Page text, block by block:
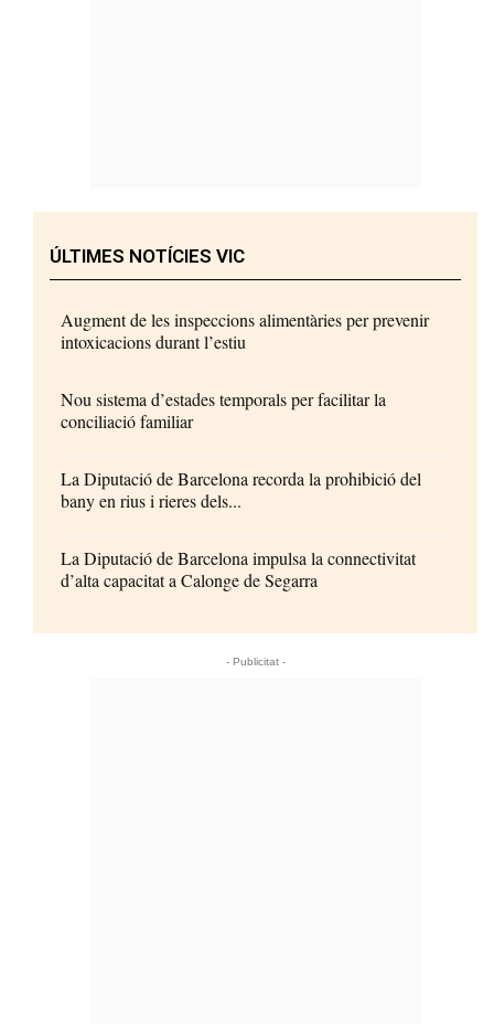
ÚLTIMES NOTÍCIES VIC
Augment de les inspeccions alimentàries per prevenir
intoxicacions durant l’estiu
Nou sistema d’estades temporals per facilitar la
conciliació familiar
La Diputació de Barcelona recorda la prohibició del
bany en rius i rieres dels...
La Diputació de Barcelona impulsa la connectivitat
d’alta capacitat a Calonge de Segarra
- Publicitat -